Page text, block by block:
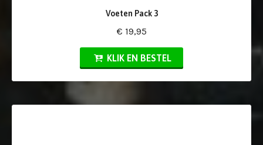
Voeten Pack 3
€ 19,95
KLIK EN BESTEL